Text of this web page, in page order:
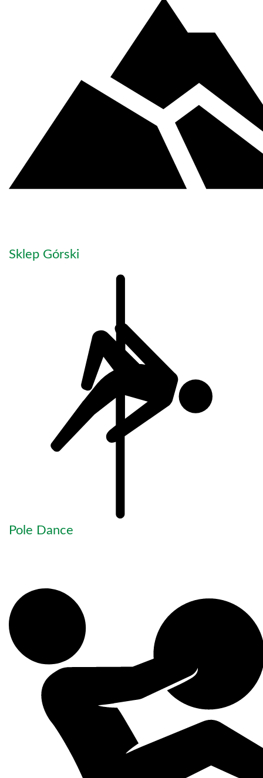
Sklep Górski
Pole Dance